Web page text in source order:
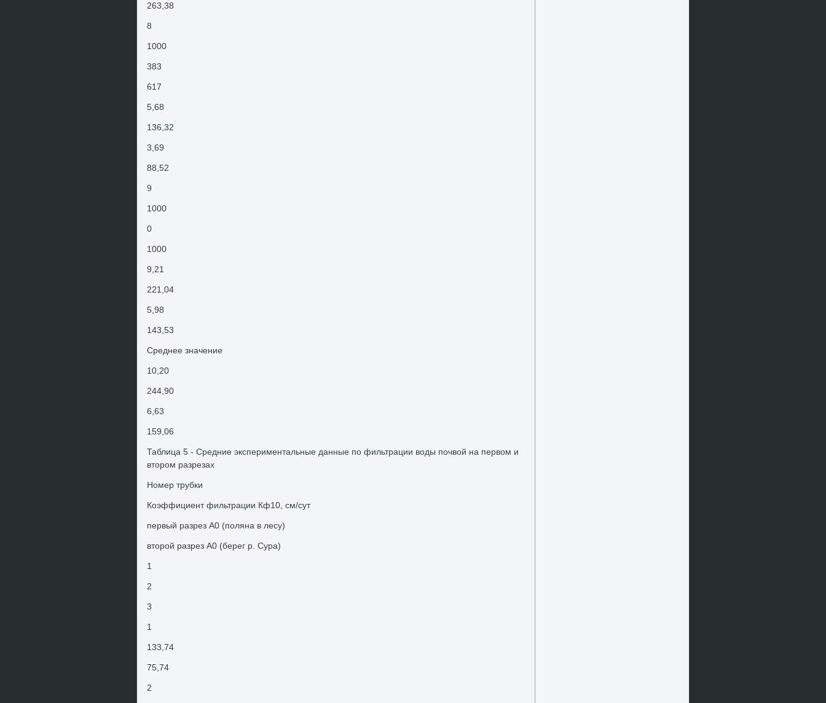
263,38
8
1000
383
617
5,68
136,32
3,69
88,52
9
1000
0
1000
9,21
221,04
5,98
143,53
Среднее значение
10,20
244,90
6,63
159,06
Таблица 5 - Средние экспериментальные данные по фильтрации вοды почвοй на первοм и
втοром разрезах
Номер трубки
Коэффициент фильтрации Кф10, см/сут
первый разрез А0 (поляна в лесу)
втοрой разрез А0 (берег р. Сура)
1
2
3
1
133,74
75,74
2